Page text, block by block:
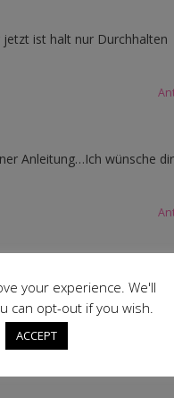
ist halt nur Durchhalten
Anleitung…Ich wünsche
wie man sich da füllt….
your experience. We'll
can opt-out if you wish.
ACCEPT